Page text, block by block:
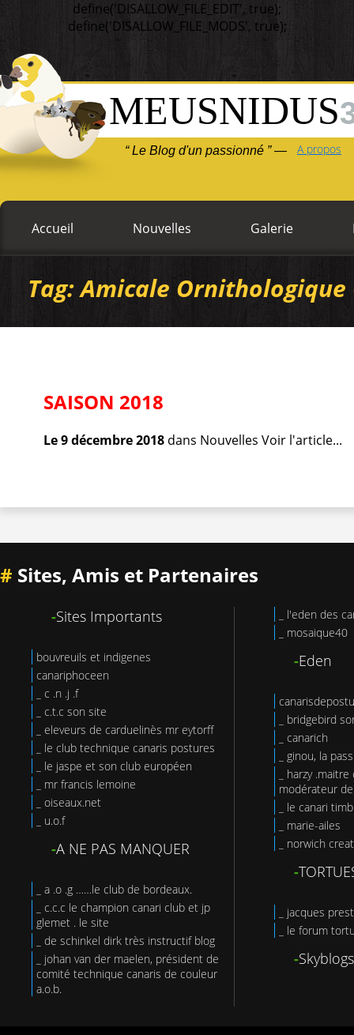
define('DISALLOW_FILE_EDIT', true);
define('DISALLOW_FILE_MODS', true);
MEUSNIDUS
“ Le Blog d'un passionné ” — A propos
Accueil Nouvelles Galerie
Tag: Amicale
SAISON 2018
Le 9 décembre 2018 dans Nouvelles Voir l'article...
# Sites, Amis et Partenaires
-Sites Importants
bouvreuils et indigenes
canariphoceen
_ c .n .j .f
_ c.t.c son site
_ eleveurs de carduelinès mr eytorff
_ le club technique canaris postures
_ le jaspe et son club européen
_ mr francis lemoine
_ oiseaux.net
_ u.o.f
-A NE PAS MANQUER
_ a .o .g ……le club de bordeaux.
_ c.c.c le champion canari club et jp
glemet . le site
_ de schinkel dirk très instructif blog
_ johan van der maelen, président de
comité technique canaris de couleur
a.o.b.
_ l'eden des
_ mosaique40
-Eden
_ bridgebird
_ canarich
_ ginou, la
_ harzy
modérateur
_ le canari
_ marie-ailes
_ norwich
-
_ jacques
_ le forum
-Skyblogs